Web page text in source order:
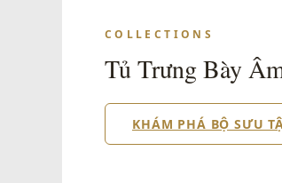
COLLECTIONS
Tủ Trưng Bày
KHÁM PHÁ BỘ SƯU